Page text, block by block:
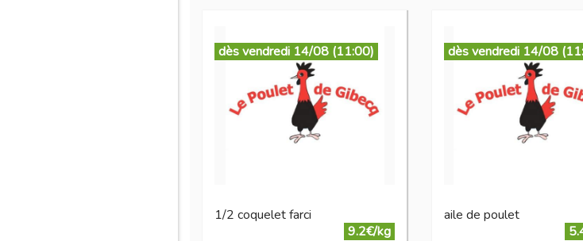
dès vendredi 14/08 (11:00)
1/2 coquelet farci
9.2€/kg
dès vendredi 14/08
aile de poulet